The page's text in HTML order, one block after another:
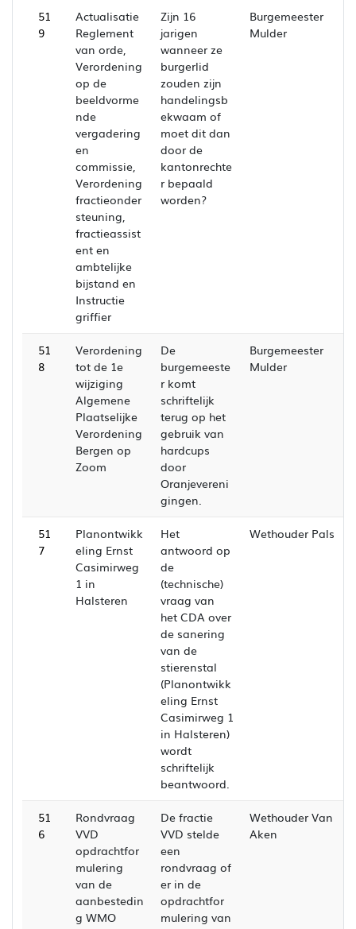
51
9
Actualisatie
Reglement
van orde,
Verordening
op de
beeldvorme
nde
vergadering
en
commissie,
Verordening
fractieonder
steuning,
fractieassist
ent en
ambtelijke
bijstand en
Instructie
griffier
Zijn 16
jarigen
wanneer ze
burgerlid
zouden zijn
handelingsb
ekwaam of
moet dit dan
door de
kantonrechte
r bepaald
worden?
Burgemeester
Mulder
51
8
Verordening
tot de 1e
wijziging
Algemene
Plaatselijke
Verordening
Bergen op
Zoom
De
burgemeeste
r komt
schriftelijk
terug op het
gebruik van
hardcups
door
Oranjevereni
gingen.
Burgemeester
Mulder
51
7
Planontwikk
eling Ernst
Casimirweg
1 in
Halsteren
Het
antwoord op
de
(technische)
vraag van
het CDA over
de sanering
van de
stierenstal
(Planontwikk
eling Ernst
Casimirweg 1
in Halsteren)
wordt
schriftelijk
beantwoord.
Wethouder Pals
51
6
Rondvraag
VVD
opdrachtfor
mulering
van de
aanbestedin
g WMO
De fractie
VVD stelde
een
rondvraag of
er in de
opdrachtfor
mulering van
Wethouder Van
Aken